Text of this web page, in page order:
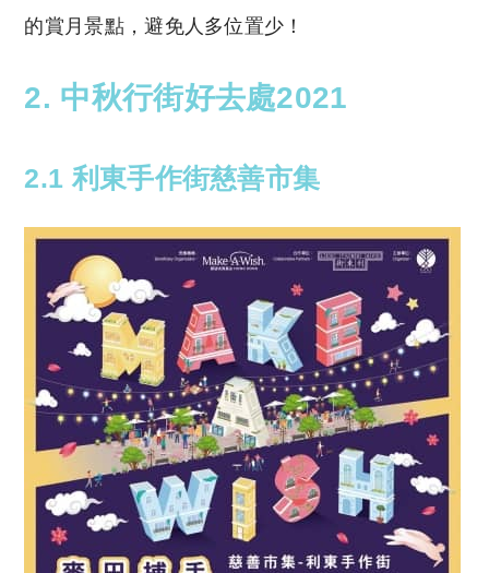
的賞月景點，避免人多位置少！
2. 中秋行街好去處2021
2.1 利東手作街慈善市集